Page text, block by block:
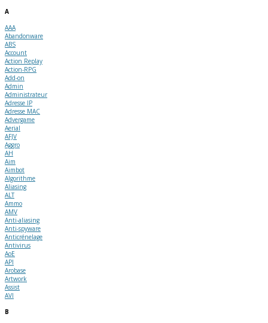
A
AAA
Abandonware
ABS
Account
Action Replay
Action-RPG
Add-on
Admin
Administrateur
Adresse IP
Adresse MAC
Advergame
Aerial
AFJV
Aggro
AH
Aim
Aimbot
Algorithme
Aliasing
ALT
Ammo
AMV
Anti-aliasing
Anti-spyware
Anticrénelage
Antivirus
AoE
API
Arobase
Artwork
Assist
AVI
B